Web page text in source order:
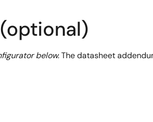
below.The datasheet